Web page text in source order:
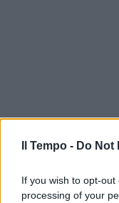
Il Tempo - Do Not
If you wish to opt-
processing of your